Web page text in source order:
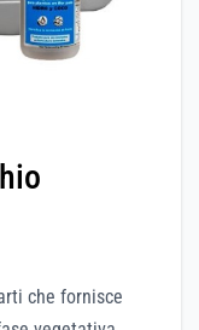
che fornisce